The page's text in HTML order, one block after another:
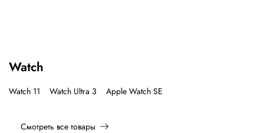
Watch
Watch 11 Watch Ultra 3 Apple Watch SE
Смотреть все товары